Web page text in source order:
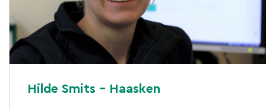
Hilde Smits - Haasken